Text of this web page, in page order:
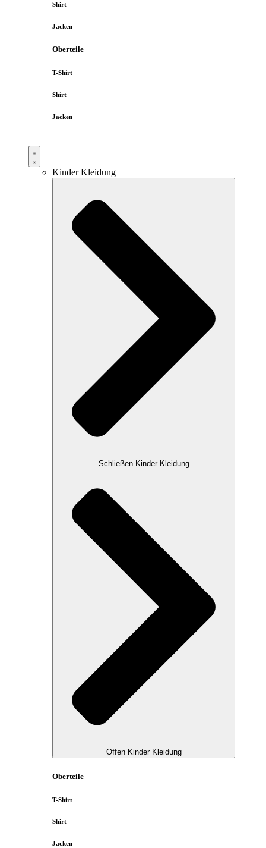
Shirt
Jacken
Oberteile
T-Shirt
Shirt
Jacken
Kinder Kleidung
Schließen Kinder Kleidung
Offen Kinder Kleidung
Oberteile
T-Shirt
Shirt
Jacken